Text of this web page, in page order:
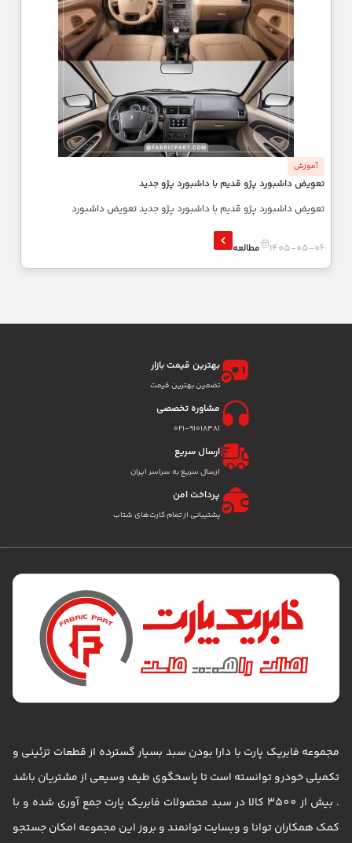
آموزش
تعویض داشبورد پژو قدیم با داشبورد پژو جدید
تعویض داشبورد پژو قدیم با داشبورد پژو جدید تعویض داشبورد
1405-05-06 مطالعه
بهترین قیمت بازار
تضمین بهترین قیمت
مشاوره تخصصی
۰۲۱-91018481
ارسال سریع
ارسال سریع به سراسر ایران
پرداخت امن
پشتیبانی از تمام کارت‌های شتاب
مجموعه فابریک پارت با دارا بودن سبد بسیار گسترده از قطعات تزئینی و
تکمیلی خودرو توانسته است تا پاسخگوی طیف وسیعی از مشتریان باشد
. بیش از 3500 کالا در سبد محصولات فابریک پارت جمع آوری شده و با
کمک همکاران توانا و وبسایت توانمند و بروز این مجموعه امکان جستجو